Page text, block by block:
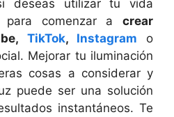
deseas utilizar tu vida
para comenzar a crear
TikTok, Instagram o
Mejorar tu iluminación
cosas a considerar y
puede ser una solución
instantáneos. Te